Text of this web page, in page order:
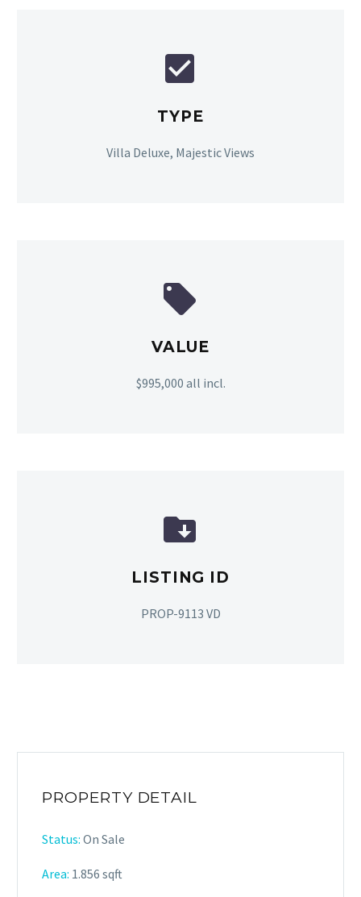


TYPE
Villa Deluxe, Majestic Views


VALUE
$995,000 all incl.


LISTING ID
PROP-9113 VD
PROPERTY DETAIL
Status: On Sale
Area: 1.856 sqft